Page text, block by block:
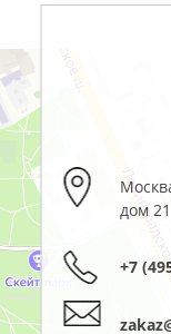
дом 21
+7